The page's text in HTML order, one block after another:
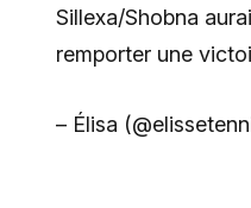
Sillexa/Shobna
remporter une
– Élisa